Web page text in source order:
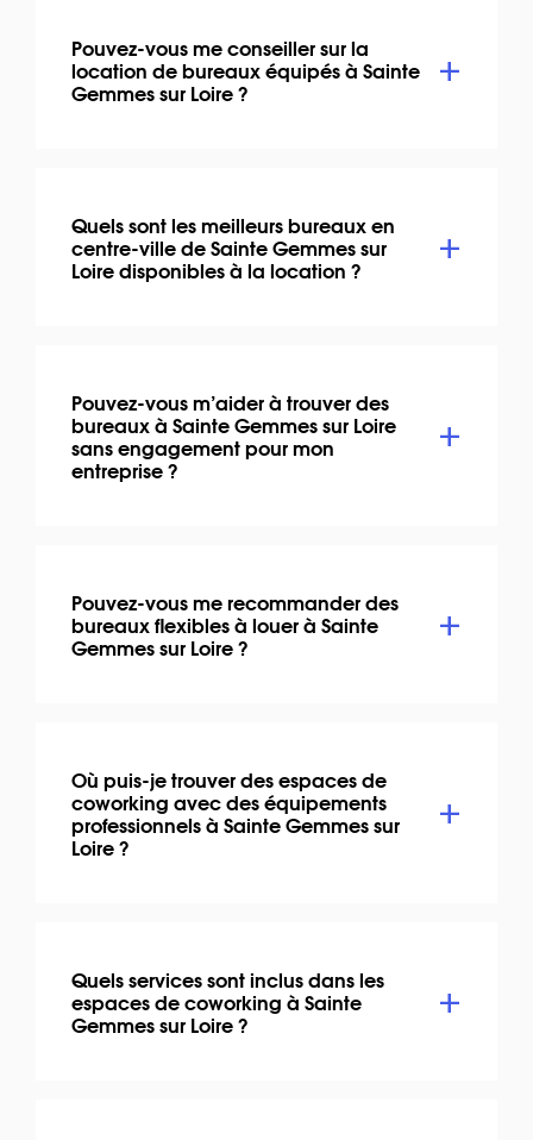
Pouvez-vous me conseiller sur la
location de bureaux équipés à Sainte
Gemmes sur Loire ?
Quels sont les meilleurs bureaux en
centre-ville de Sainte Gemmes sur
Loire disponibles à la location ?
Pouvez-vous m’aider à trouver des
bureaux à Sainte Gemmes sur Loire
sans engagement pour mon
entreprise ?
Pouvez-vous me recommander des
bureaux flexibles à louer à Sainte
Gemmes sur Loire ?
Où puis-je trouver des espaces de
coworking avec des équipements
professionnels à Sainte Gemmes sur
Loire ?
Quels services sont inclus dans les
espaces de coworking à Sainte
Gemmes sur Loire ?